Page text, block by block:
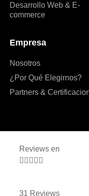
Desarrollo Web & E-
commerce
Empresa
Nosotros
¿Por Qué Elegirnos?
Partners &
Reviews en
    
31 Reviews